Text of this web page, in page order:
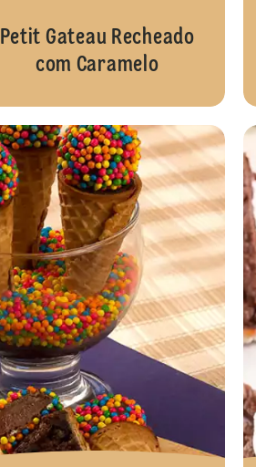
Petit Gateau Recheado
com Caramelo
Bolo